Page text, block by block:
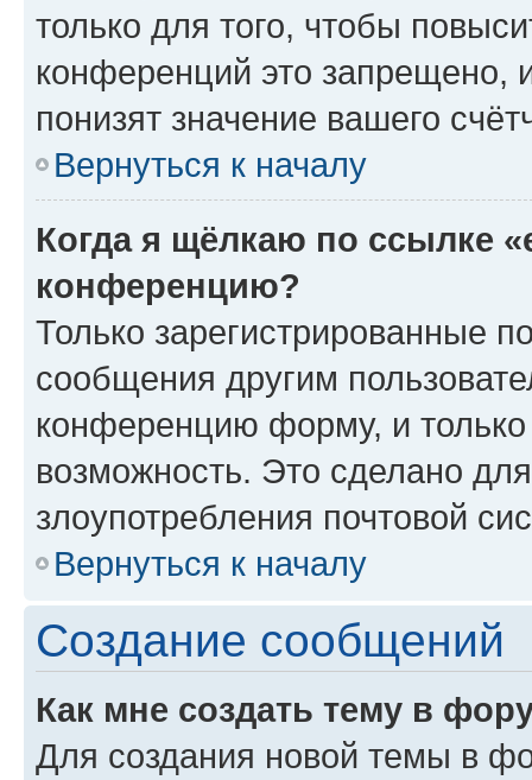
только для того, чтобы
конференций это запрещено,
понизят значение вашего
Вернуться к началу
Когда я щёлкаю по ссылке
конференцию?
Только зарегистрированные
сообщения другим
конференцию форму, и
возможность. Это сделано
злоупотребления почтовой
Вернуться к началу
Создание сообщений
Как мне создать тему в
Для создания новой темы в